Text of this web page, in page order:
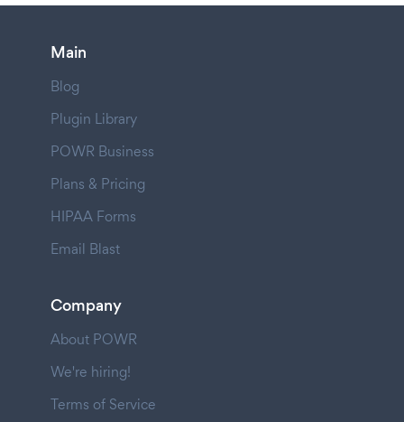
Main
Blog
Plugin Library
POWR Business
Plans & Pricing
HIPAA Forms
Email Blast
Company
About POWR
We're hiring!
Terms of Service